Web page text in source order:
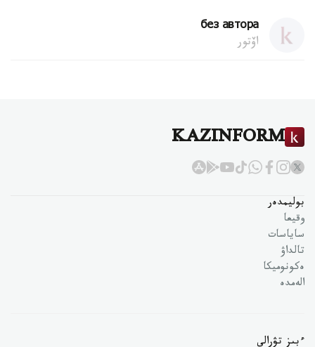
без автора
اۆتور
KAZINFORM
بوليمدەر
وقيعا
ساياسات
تالداۋ
ەكونوميكا
الەمدە
ءبىز تۋرالى